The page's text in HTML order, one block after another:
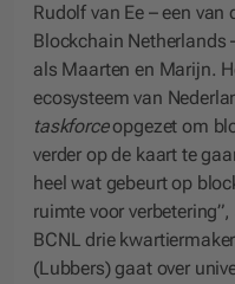
Rudolf van Ee – een
Blockchain Netherlands
als Maarten en Marijn.
ecosysteem van
taskforceopgezet om
verder op de kaart te
heel wat gebeurt op
ruimte voor
BCNL drie
(Lubbers) gaat over